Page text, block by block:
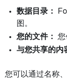
数据目录：
图。
您的文件：
您
与您共享的内
您可以通过名称